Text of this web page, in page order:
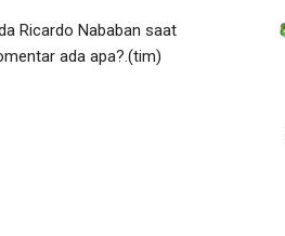
Ricardo Nababan saat
ada apa?.(tim)